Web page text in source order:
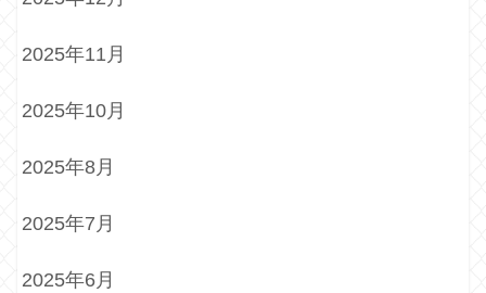
2025年11月
2025年10月
2025年8月
2025年7月
2025年6月